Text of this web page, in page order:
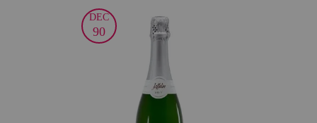
DEC
90